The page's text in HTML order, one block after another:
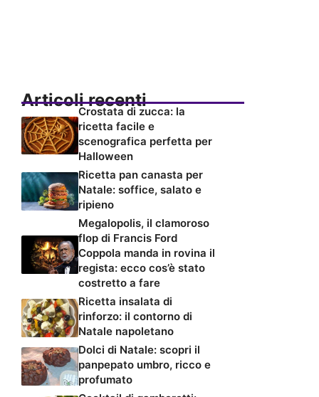
Articoli recenti
Crostata di zucca: la
ricetta facile e
scenografica perfetta per
Halloween
Ricetta pan canasta per
Natale: soffice, salato e
ripieno
Megalopolis, il clamoroso
flop di Francis Ford
Coppola manda in rovina il
regista: ecco cos’è stato
costretto a fare
Ricetta insalata di
rinforzo: il contorno di
Natale napoletano
Dolci di Natale: scopri il
panpepato umbro, ricco e
profumato